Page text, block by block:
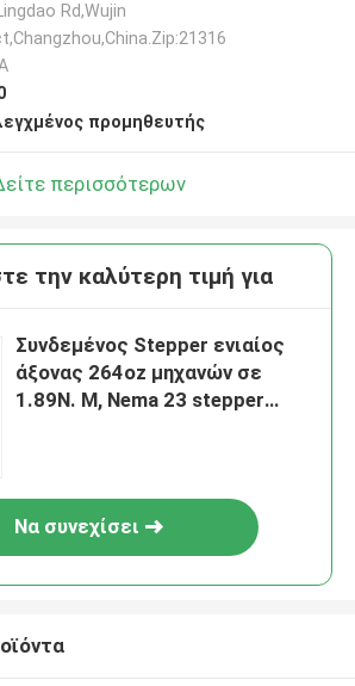
Rd,Wujin
προμηθευτής
περισσότερων
την καλύτερη τιμή για
Συνδεμένος Stepper ενιαίος
άξονας 264oz μηχανών σε
1.89N. Μ, Nema 23 stepper
Να συνεχίσει